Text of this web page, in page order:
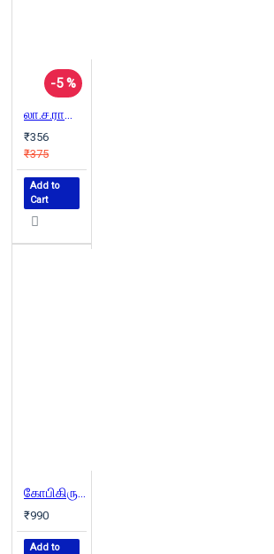
-5 %
லா.ச.ராமாமிருதம் கதைகள் (நான்காம் தொகுதி)
₹356
₹375
Add to
Cart
கோபிகிருஷ்ணன் படைப்புகள்
₹990
Add to